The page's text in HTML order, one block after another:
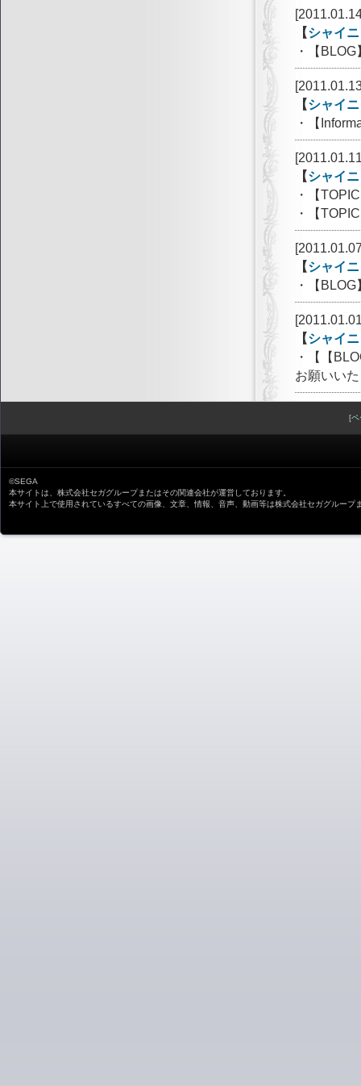
【シャイ
・【
【シャイ
・【
【シャイ
・【
・【
【シャイ
・【
【シャイ
・【【
お願いい
[ペ
©SEGA
本サイトは、株式会社セガグループまたはその関連会社が運営しております。
本サイト上で使用されているすべての画像、文章、情報、音声、動画等は株式会社セガグルー